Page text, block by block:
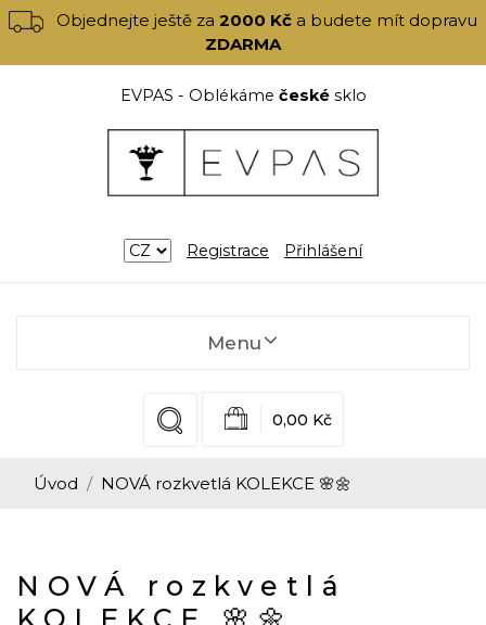
Objednejte ještě za2000 Kč a budete mít dopravu
ZDARMA
EVPAS - Oblékáme českésklo
Registrace Přihlášení
Menu
0,00 Kč
Úvod NOVÁ rozkvetlá KOLEKCE 🌸🌼
NOVÁ rozkvetlá